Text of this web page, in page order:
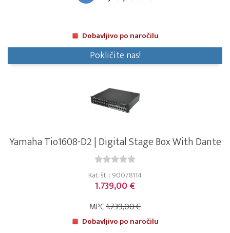
Dobavljivo po naročilu
Pokličite nas!
Yamaha Tio1608-D2 | Digital Stage Box With Dante
Kat. št. : 90078114
1.739,00 €
MPC1.739,00 €
Dobavljivo po naročilu